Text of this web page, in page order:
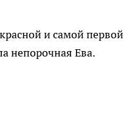
и самой первой
непорочная Ева.